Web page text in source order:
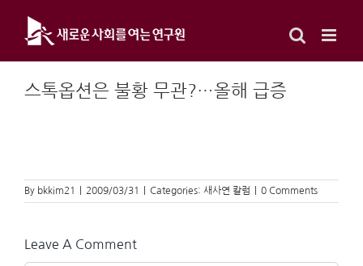
content
스톡옵션은 불황 무관?…올해 급증
By bkkim21 2009/03/31 Categories: 새사연 칼럼 0 Comments
Leave A Comment